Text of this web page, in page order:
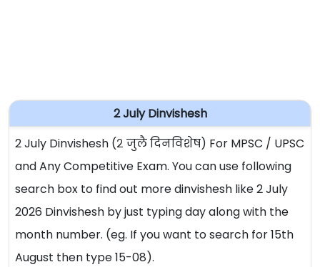
2 July Dinvishesh
2 July Dinvishesh (२ जुलै दिनविशेष) For MPSC / UPSC
and Any Competitive Exam. You can use following
search box to find out more dinvishesh like 2 July
2026 Dinvishesh by just typing day along with the
month number. (eg. If you want to search for 15th
August then type 15-08).